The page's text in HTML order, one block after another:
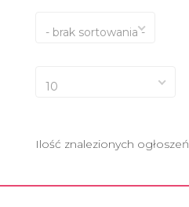
- brak sortowania -
10
Ilość znalezionych ogłoszeń